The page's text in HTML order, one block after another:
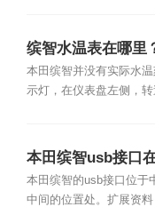
缤智水温表在哪里
本田缤智并没有实际水
示灯，在仪表盘左侧，转
本田缤智usb接口
本田缤智的usb接口位于
中间的位置处。扩展资料